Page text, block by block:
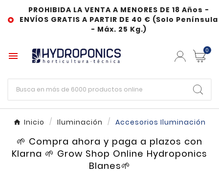

PROHIBIDA LA VENTA A MENORES DE 18 Años -
ENVÍOS GRATIS A PARTIR DE 40 € (Solo Península
- Máx. 25 Kg.)
 0
Inicio Iluminación Accesorios Iluminación
🌱 Compra ahora y paga a plazos con
Klarna 🌱 Grow Shop Online Hydroponics
Blanes🌱